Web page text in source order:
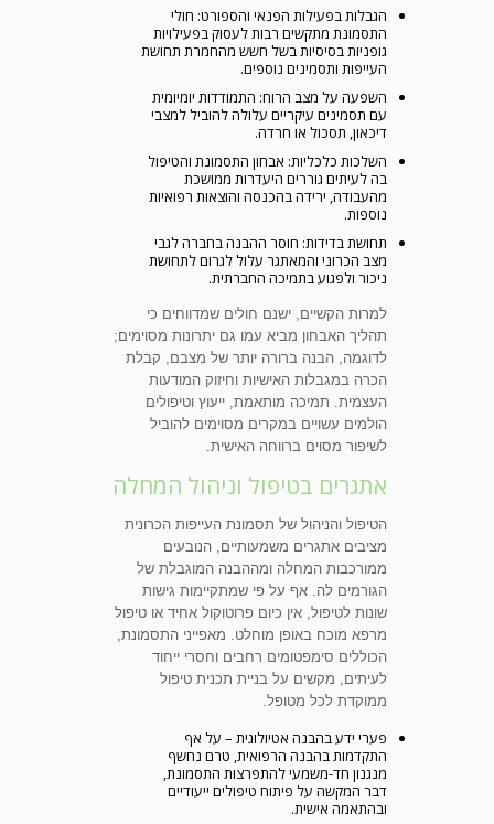
הגבלות בפעילות הפנאי והספורט: חולי
התסמונת מתקשים רבות לעסוק בפעילויות
גופניות בסיסיות בשל חשש מהחמרת תחושת
העייפות ותסמינים נוספים.
השפעה על מצב הרוח: התמודדות יומיומית
עם תסמינים עיקריים עלולה להוביל למצבי
דיכאון, תסכול או חרדה.
השלכות כלכליות: אבחון התסמונת והטיפול
בה לעיתים גוררים היעדרות ממושכת
מהעבודה, ירידה בהכנסה והוצאות רפואיות
נוספות.
תחושת בדידות: חוסר ההבנה בחברה לגבי
מצב הכרוני והמאתגר עלול לגרום לתחושת
ניכור ולפגוע בתמיכה החברתית.
למרות הקשיים, ישנם חולים שמדווחים כי
תהליך האבחון מביא עמו גם יתרונות מסוימים;
לדוגמה, הבנה ברורה יותר של מצבם, קבלת
הכרה במגבלות האישיות וחיזוק המודעות
העצמית. תמיכה מותאמת, ייעוץ וטיפולים
הולמים עשויים במקרים מסוימים להוביל
לשיפור מסוים ברווחה האישית.
אתגרים בטיפול וניהול המחלה
הטיפול והניהול של תסמונת העייפות הכרונית
מציבים אתגרים משמעותיים, הנובעים
ממורכבות המחלה ומההבנה המוגבלת של
הגורמים לה. אף על פי שמתקיימות גישות
שונות לטיפול, אין כיום פרוטוקול אחיד או טיפול
מרפא מוכח באופן מוחלט. מאפייני התסמונת,
הכוללים סימפטומים רחבים וחסרי ייחוד
לעיתים, מקשים על בניית תכנית טיפול
ממוקדת לכל מטופל.
פערי ידע בהבנה אטיולוגית – על אף
התקדמות בהבנה הרפואית, טרם נחשף
מנגנון חד-משמעי להתפרצות התסמונת,
דבר המקשה על פיתוח טיפולים ייעודיים
ובהתאמה אישית.